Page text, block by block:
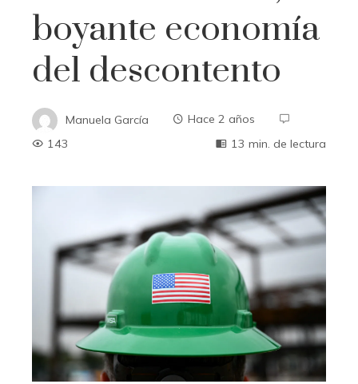
boyante economía
del descontento
Manuela García
Hace 2 años
143
13 min. de lectura